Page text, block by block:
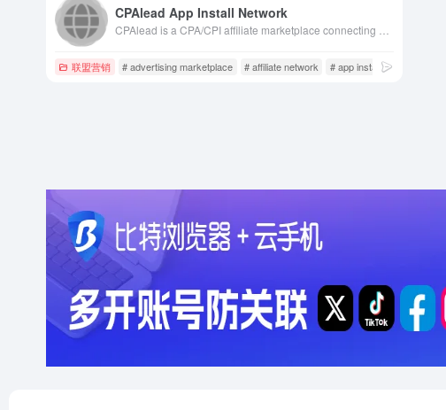
CPAlead App Install Network
联盟营销 # advertising marketplace # affiliate network # app install campaigns